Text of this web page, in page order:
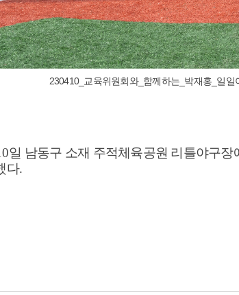
230410_교육위원회와_함께하는_박재홍_일일
일 남동구 소재 주적체육공원 리틀야구
다.